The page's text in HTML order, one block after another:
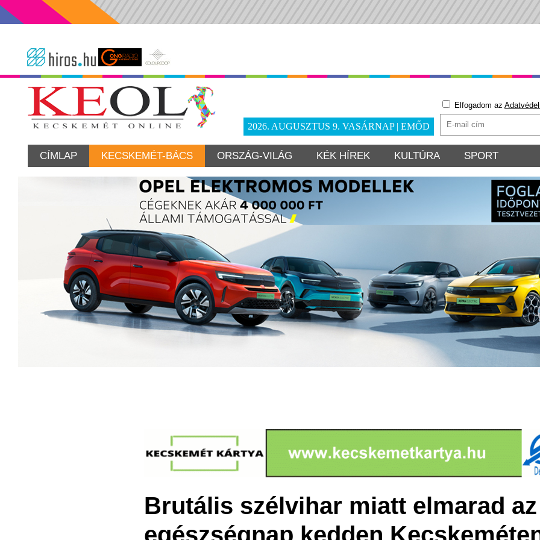
2026. AUGUSZTUS 9. VASÁRNAP | EMŐD
Elfogadom az
CÍMLAP KECSKEMÉT-BÁCS ORSZÁG-VILÁG KÉK HÍREK KULTÚRA SPORT
Brutális szélvihar miatt elmarad az